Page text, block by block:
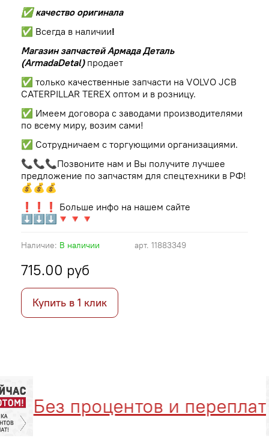
арт. 11883349
Наличие: В наличии
715.00 руб
Купить в 1 клик
✅ качество оригинала
✅ Всегда в наличии!
Магазин запчастей Армада Деталь
(ArmadaDetal) продает
✅ только качественные запчасти на VOLVO JCB
CATERPILLAR TEREX оптом и в розницу.
✅ Имеем договора с заводами производителями
по всему миру, возим сами!
✅ Сотрудничаем с торгующими организациями.
📞📞📞Позвоните нам и Вы получите лучшее
предложение по запчастям для спецтехники в РФ!
💰💰💰
❗❗❗ Больше инфо на нашем сайте
⬇⬇⬇🔻🔻🔻
Без процентов и переплат